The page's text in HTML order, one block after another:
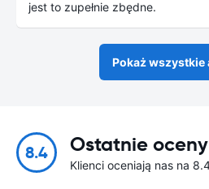
jest to zupełnie zbędne.
Pokaż wszystkie
8.4 Ostatnie oceny
Klienci oceniają nas na